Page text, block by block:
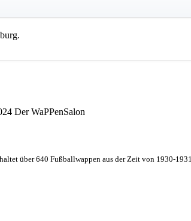
Der WaPPenSalon
über 640 Fußballwappen aus der Zeit von 1930-1931.